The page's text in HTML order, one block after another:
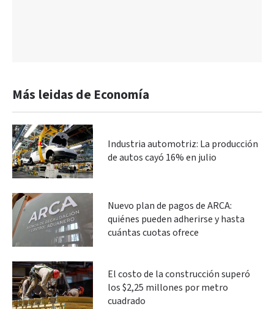
Más leidas de Economía
Industria automotriz: La producción
de autos cayó 16% en julio
Nuevo plan de pagos de ARCA:
quiénes pueden adherirse y hasta
cuántas cuotas ofrece
El costo de la construcción superó
los $2,25 millones por metro
cuadrado